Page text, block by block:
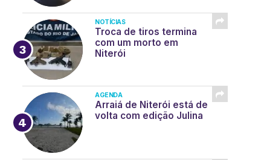
NOTÍCIAS
Troca de tiros termina
com um morto em
Niterói
AGENDA
Arraiá de Niterói está de
volta com edição Julina